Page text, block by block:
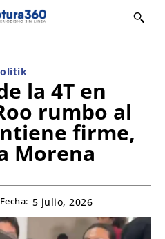
la 4T en
rumbo al
firme,
Morena
Fecha: 5 julio, 2026